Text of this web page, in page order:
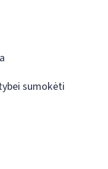
sumokėti